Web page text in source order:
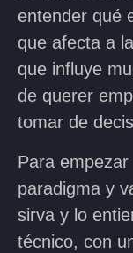
entender qué
que afecta a
que influye
de querer
tomar de
Para
paradigma y
sirva y lo
técnico, con